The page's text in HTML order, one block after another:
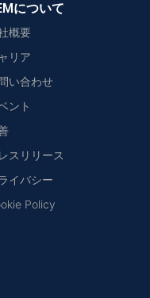
について
概要
リア
い合わせ
ント
スリリース
イバシー
Policy